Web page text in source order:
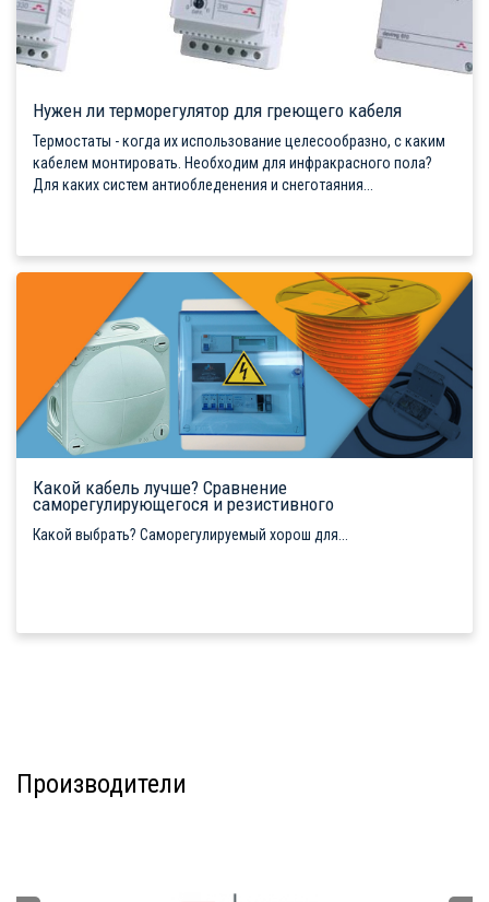
Нужен ли терморегулятор для греющего кабеля
Термостаты - когда их использование целесообразно, с каким
кабелем монтировать. Необходим для инфракрасного пола?
Для каких систем антиобледенения и снеготаяния...
Какой кабель лучше? Сравнение
саморегулирующегося и резистивного
Какой выбрать? Саморегулируемый хорош для...
Производители